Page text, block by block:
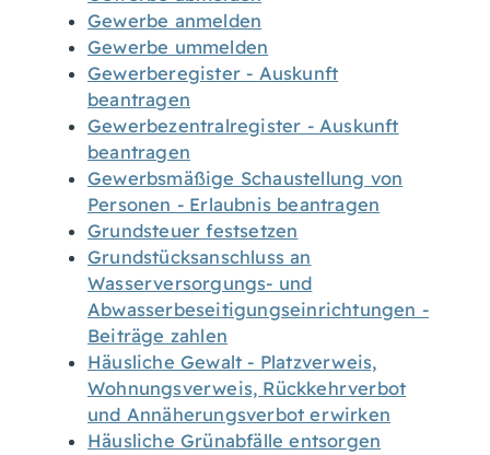
Gewerbe anmelden
Gewerbe ummelden
Gewerberegister - Auskunft
beantragen
Gewerbezentralregister - Auskunft
beantragen
Gewerbsmäßige Schaustellung von
Personen - Erlaubnis beantragen
Grundsteuer festsetzen
Grundstücksanschluss an
Wasserversorgungs- und
Abwasserbeseitigungseinrichtungen -
Beiträge zahlen
Häusliche Gewalt - Platzverweis,
Wohnungsverweis, Rückkehrverbot
und Annäherungsverbot erwirken
Häusliche Grünabfälle entsorgen